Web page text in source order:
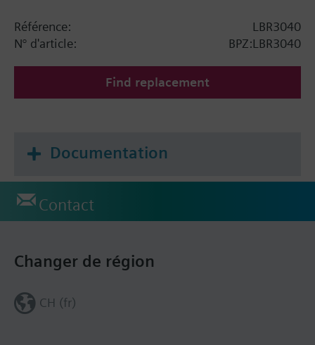
Référence:
LBR3040
N° d'article:
BPZ:LBR3040
Find replacement
Documentation
Contact
Changer de région
CH (fr)